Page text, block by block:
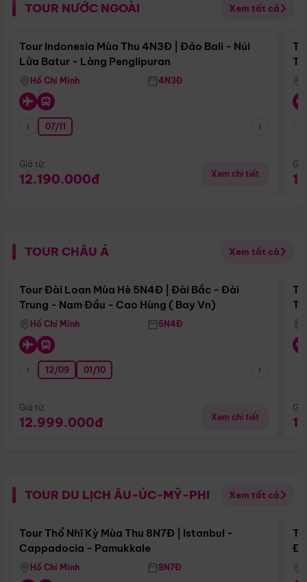
TOUR NƯỚC NGOÀI Xem tất cả
Điểm nổi bật
Tour Indonesia Mùa Thu 4N3Đ | Đảo Bali - Núi
Lửa Batur - Làng Penglipuran
Hồ Chí Minh 4N3Đ
07/11
Giá từ:
12.190.000đ Xem chi tiết
TOUR CHÂU Á Xem tất cả
Điểm nổi bật
Tour Đài Loan Mùa Hè 5N4Đ | Đài Bắc - Đài
Trung - Nam Đầu - Cao Hùng ( Bay Vn)
Hồ Chí Minh 5N4Đ
12/09 01/10
Giá từ:
12.999.000đ Xem chi tiết
TOUR DU LỊCH ÂU-ÚC-MỸ-PHI Xem tất cả
Điểm nổi bật
Tour Thổ Nhĩ Kỳ Mùa Thu 8N7Đ | Istanbul -
Cappadocia - Pamukkale
Hồ Chí Minh 8N7Đ